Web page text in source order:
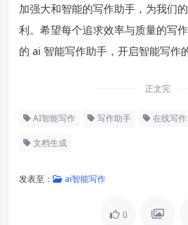
加强大和智能的写作助手，为我们
利。希望每个追求效率与质量的写
的 ai 智能写作助手，开启智能写作
正文完
AI智能写作 写作助手 在线写作
文档生成
发表至： ai智能写作
0